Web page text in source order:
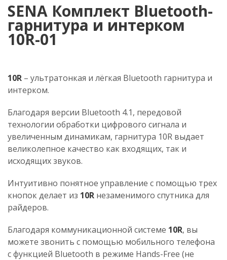
SENA Комплект Bluetooth-
гарнитура и интерком
10R-01
10R – ультратонкая и лёгкая Bluetooth гарнитура и
интерком.
Благодаря версии Bluetooth 4.1, передовой
технологии обработки цифрового сигнала и
увеличенным динамикам, гарнитура 10R выдает
великолепное качество как входящих, так и
исходящих звуков.
Интуитивно понятное управление с помощью трех
кнопок делает из 10R незаменимого спутника для
райдеров.
Благодаря коммуникационной системе 10R, вы
можете звонить с помощью мобильного телефона
с функцией Bluetooth в режиме Hands-Free (не